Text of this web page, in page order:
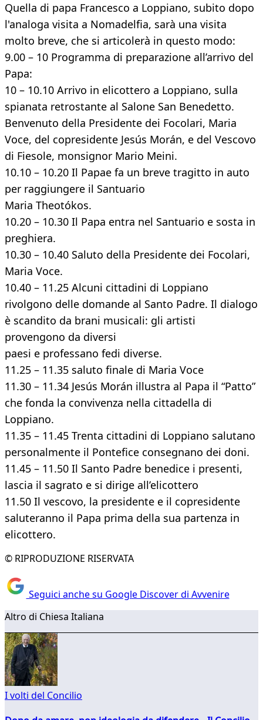
Quella di papa Francesco a Loppiano, subito dopo
l'analoga visita a Nomadelfia, sarà una visita
molto breve, che si articolerà in questo modo:
9.00 – 10 Programma di preparazione all’arrivo del
Papa:
10 – 10.10 Arrivo in elicottero a Loppiano, sulla
spianata retrostante al Salone San Benedetto.
Benvenuto della Presidente dei Focolari, Maria
Voce, del copresidente Jesús Morán, e del Vescovo
di Fiesole, monsignor Mario Meini.
10.10 – 10.20 Il Papae fa un breve tragitto in auto
per raggiungere il Santuario
Maria Theotókos.
10.20 – 10.30 Il Papa entra nel Santuario e sosta in
preghiera.
10.30 – 10.40 Saluto della Presidente dei Focolari,
Maria Voce.
10.40 – 11.25 Alcuni cittadini di Loppiano
rivolgono delle domande al Santo Padre. Il dialogo
è scandito da brani musicali: gli artisti
provengono da diversi
paesi e professano fedi diverse.
11.25 – 11.35 saluto finale di Maria Voce
11.30 – 11.34 Jesús Morán illustra al Papa il “Patto”
che fonda la convivenza nella cittadella di
Loppiano.
11.35 – 11.45 Trenta cittadini di Loppiano salutano
personalmente il Pontefice consegnano dei doni.
11.45 – 11.50 Il Santo Padre benedice i presenti,
lascia il sagrato e si dirige all’elicottero
11.50 Il vescovo, la presidente e il copresidente
saluteranno il Papa prima della sua partenza in
elicottero.
© RIPRODUZIONE RISERVATA
Seguici anche su Google Discover di Avvenire
Altro di Chiesa Italiana
I volti del Concilio